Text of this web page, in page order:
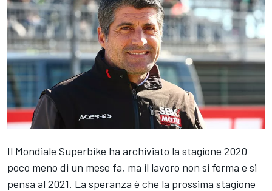
Il Mondiale Superbike ha archiviato la stagione 2020
poco meno di un mese fa, ma il lavoro non si ferma e si
pensa al 2021. La speranza è che la prossima stagione